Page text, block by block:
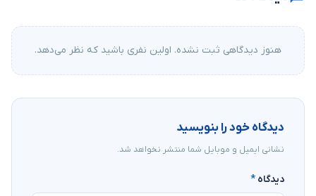
هنوز دیدگاهی ثبت نشده. اولین نفری باشید که نظر می‌دهد.
دیدگاه خود را بنویسید
نشانی ایمیل و موبایل شما منتشر نخواهد شد.
دیدگاه *